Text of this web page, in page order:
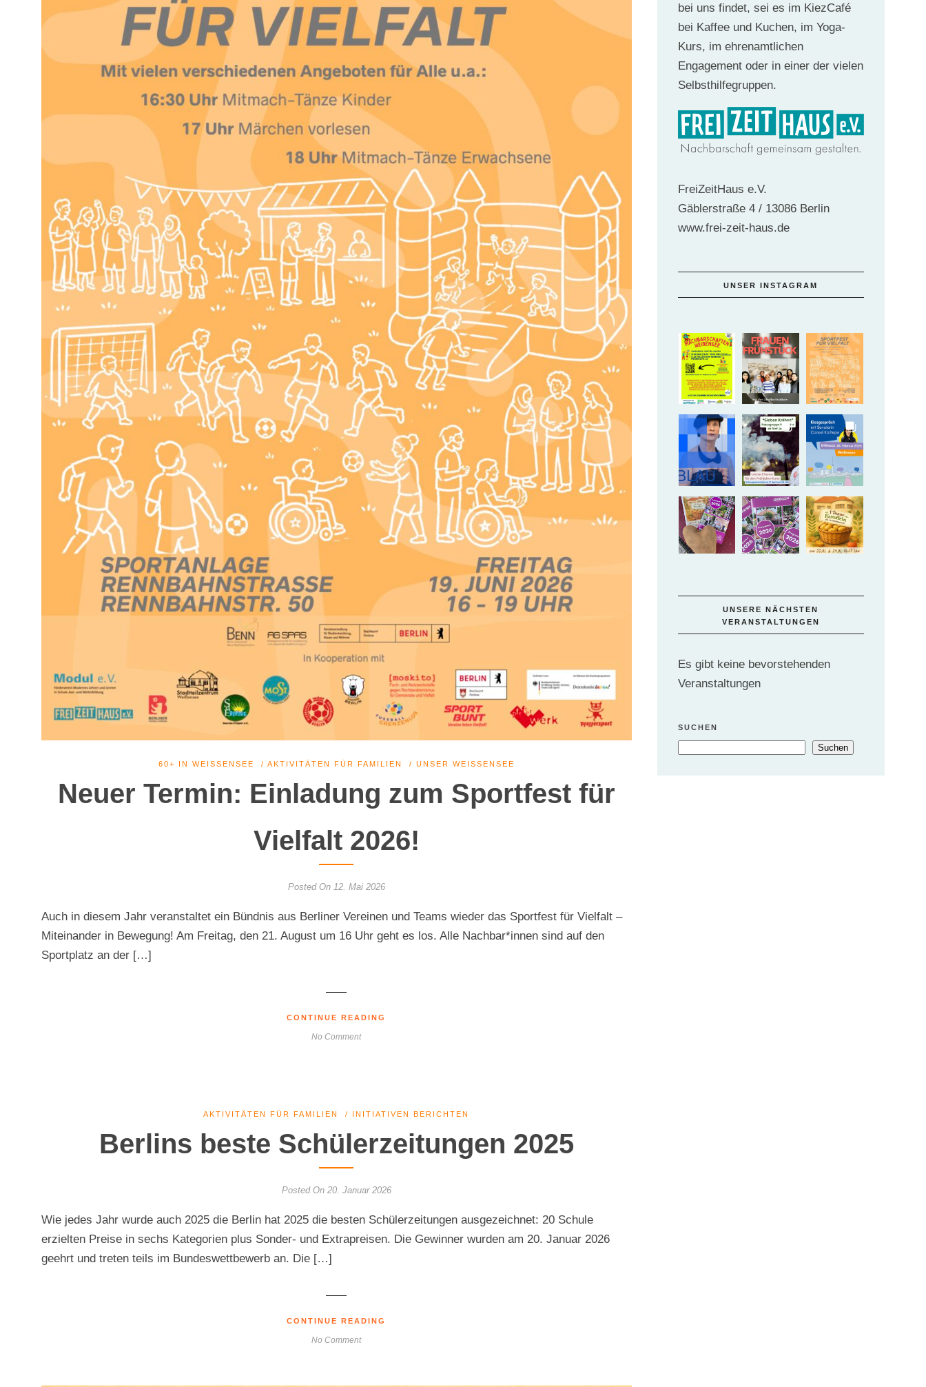
60+ IN WEISSENSEE / AKTIVITÄTEN FÜR FAMILIEN / UNSER WEISSENSEE
Neuer Termin: Einladung zum Sportfest für
Vielfalt 2026!
Posted On 12. Mai 2026
Auch in diesem Jahr veranstaltet ein Bündnis aus Berliner Vereinen und Teams wieder das Sportfest für Vielfalt –
Miteinander in Bewegung! Am Freitag, den 21. August um 16 Uhr geht es los. Alle Nachbar*innen sind auf den
Sportplatz an der […]
CONTINUE READING
No Comment
AKTIVITÄTEN FÜR FAMILIEN / INITIATIVEN BERICHTEN
Berlins beste Schülerzeitungen 2025
Posted On 20. Januar 2026
Wie jedes Jahr wurde auch 2025 die Berlin hat 2025 die besten Schülerzeitungen ausgezeichnet: 20 Schule
erzielten Preise in sechs Kategorien plus Sonder- und Extrapreisen. Die Gewinner wurden am 20. Januar 2026
geehrt und treten teils im Bundeswettbewerb an. Die […]
CONTINUE READING
No Comment
bei uns findet, sei es im KiezCafé
bei Kaffee und Kuchen, im Yoga-
Kurs, im ehrenamtlichen
Engagement oder in einer der vielen
Selbsthilfegruppen.
FreiZeitHaus e.V.
Gäblerstraße 4 / 13086 Berlin
www.frei-zeit-haus.de
UNSER INSTAGRAM
UNSERE NÄCHSTEN
VERANSTALTUNGEN
Es gibt keine bevorstehenden
Veranstaltungen
SUCHEN
Suchen